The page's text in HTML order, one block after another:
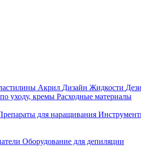
Акрил Дизайн Жидкости
уходу, кремы Расходные материалы
для наращивания
Оборудование для депиляции